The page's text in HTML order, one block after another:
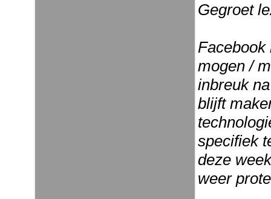
Gegroet
Facebook
mogen /
inbreuk
blijft
specifiek
deze
weer